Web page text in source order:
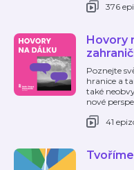
376
Hovory
Poznejte
hranice a
také
nové
41